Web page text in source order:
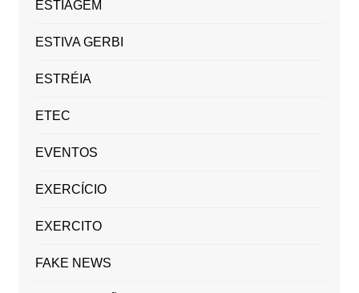
ESTIAGEM
ESTIVA GERBI
ESTRÉIA
ETEC
EVENTOS
EXERCÍCIO
EXERCITO
FAKE NEWS